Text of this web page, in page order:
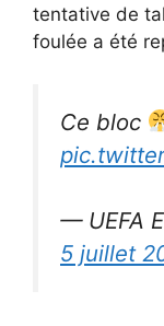
tentative de
foulée a été
Ce bloc
— UEFA
5 juillet